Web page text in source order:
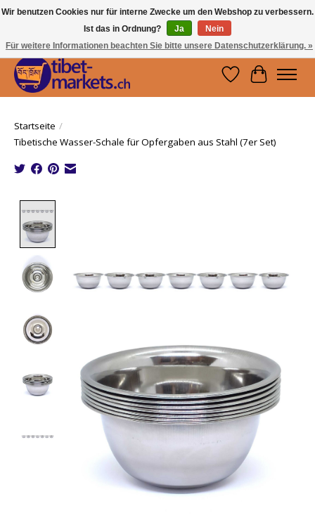
Handwerkskunst vom Dach der Welt.
Holen Sie sich ein Stück Tibet.
Wunschzettel
Ihr
Startseite /
Tibetische Wasser-Schale für Opfergaben aus Stahl (7er Set)
Wir benutzen Cookies nur für interne Zwecke um den Webshop zu verbessern.
Ist das in Ordnung?
Ja
Nein
Für weitere Informationen beachten Sie bitte unsere Datenschutzerklärung. »